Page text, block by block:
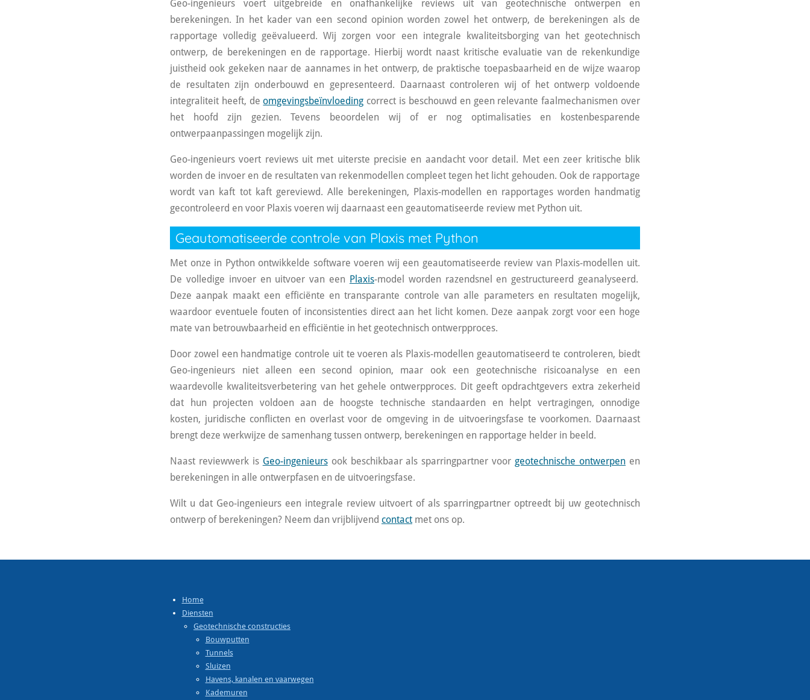
Geo-ingenieurs voert uitgebreide en onafhankelijke reviews uit van geotechnische ontwerpen en
berekeningen.In het kader van een second opinion worden zowel het ontwerp, de berekeningen als de
rapportage volledig geëvalueerd.Wij zorgen voor een integrale kwaliteitsborging van het geotechnisch
ontwerp, de berekeningen en de rapportage. Hierbij wordt naast kritische evaluatie van de rekenkundige
juistheid ook gekeken naar de aannames in het ontwerp, de praktische toepasbaarheid en de wijze waarop
de resultaten zijn onderbouwd en gepresenteerd. Daarnaast controleren wij of het ontwerp voldoende
integraliteit heeft, de omgevingsbeïnvloeding correct is beschouwd en geen relevante faalmechanismen over
het hoofd zijn gezien. Tevens beoordelen wij of er nog optimalisaties en kostenbesparende
ontwerpaanpassingen mogelijk zijn.
Geo-ingenieurs voert reviews uit met uiterste precisie en aandacht voor detail. Met een zeer kritische blik
worden de invoer en de resultaten van rekenmodellen compleet tegen het licht gehouden. Ook de rapportage
wordt van kaft tot kaft gereviewd. Alle berekeningen, Plaxis-modellen en rapportages worden handmatig
gecontroleerd en voor Plaxis voeren wij daarnaast een geautomatiseerde review met Python uit.
Geautomatiseerde controle van Plaxis met Python
Met onze in Python ontwikkelde software voeren wij een geautomatiseerde review van Plaxis-modellen uit.
De volledige invoer en uitvoer van een Plaxis-model worden razendsnel en gestructureerd geanalyseerd.
Deze aanpak maakt een efficiënte en transparante controle van alle parameters en resultaten mogelijk,
waardoor eventuele fouten of inconsistenties direct aan het licht komen. Deze aanpak zorgt voor een hoge
mate van betrouwbaarheid en efficiëntie in het geotechnisch ontwerpproces.
Door zowel een handmatige controle uit te voeren als Plaxis-modellen geautomatiseerd te controleren, biedt
Geo-ingenieurs niet alleen een second opinion, maar ook een geotechnische risicoanalyse en een
waardevolle kwaliteitsverbetering van het gehele ontwerpproces. Dit geeft opdrachtgevers extra zekerheid
dat hun projecten voldoen aan de hoogste technische standaarden en helpt vertragingen, onnodige
kosten, juridische conflicten en overlast voor de omgeving in de uitvoeringsfase te voorkomen. Daarnaast
brengt deze werkwijze de samenhang tussen ontwerp, berekeningen en rapportage helder in beeld.
Naast reviewwerk is Geo-ingenieursook beschikbaar als sparringpartner voor geotechnische ontwerpen en
berekeningen in alle ontwerpfasen en de uitvoeringsfase.
Wilt u dat Geo-ingenieurs een integrale review uitvoert of als sparringpartner optreedt bij uw geotechnisch
ontwerp of berekeningen? Neem dan vrijblijvend contactmet ons op.
Home
Diensten
Geotechnische constructies
Bouwputten
Tunnels
Sluizen
Havens, kanalen en vaarwegen
Kademuren